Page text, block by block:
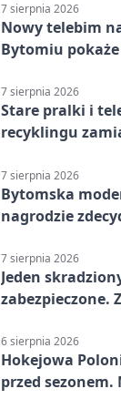
7 sierpnia 2026
Nowy telebim
Bytomiu
7 sierpnia 2026
Stare pralki i
recyklingu
7 sierpnia 2026
Bytomska
nagrodzie
7 sierpnia 2026
Jeden
zabezpieczone.
6 sierpnia 2026
Hokejowa
przed sezonem.